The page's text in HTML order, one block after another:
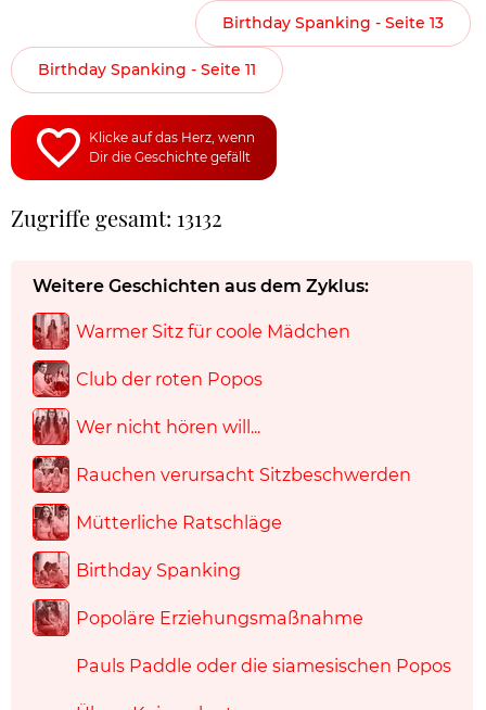
Birthday Spanking - Seite 13
Birthday Spanking - Seite 11
Klicke auf das Herz, wenn
Dir die Geschichte gefällt
Zugriffe gesamt: 13132
Weitere Geschichten aus dem Zyklus:
Warmer Sitz für coole Mädchen
Club der roten Popos
Wer nicht hören will...
Rauchen verursacht Sitzbeschwerden
Mütterliche Ratschläge
Birthday Spanking
Popoläre Erziehungsmaßnahme
Pauls Paddle oder die siamesischen Popos